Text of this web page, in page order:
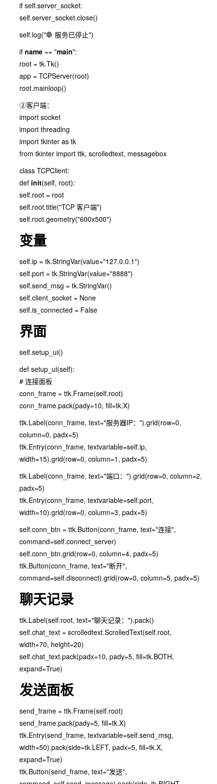
if self.server_socket:
self.server_socket.close()
self.log("🛑 服务已停止")
if name == "main":
root = tk.Tk()
app = TCPServer(root)
root.mainloop()
②客户端：
import socket
import threading
import tkinter as tk
from tkinter import ttk, scrolledtext, messagebox
class TCPClient:
def init(self, root):
self.root = root
self.root.title("TCP 客户端")
self.root.geometry("600x500")
变量
self.ip = tk.StringVar(value="127.0.0.1")
self.port = tk.StringVar(value="8888")
self.send_msg = tk.StringVar()
self.client_socket = None
self.is_connected = False
界面
self.setup_ui()
def setup_ui(self):
# 连接面板
conn_frame = ttk.Frame(self.root)
conn_frame.pack(pady=10, fill=tk.X)
ttk.Label(conn_frame, text="服务器IP：").grid(row=0,
column=0, padx=5)
ttk.Entry(conn_frame, textvariable=self.ip,
width=15).grid(row=0, column=1, padx=5)
ttk.Label(conn_frame, text="端口：").grid(row=0, column=2,
padx=5)
ttk.Entry(conn_frame, textvariable=self.port,
width=10).grid(row=0, column=3, padx=5)
self.conn_btn = ttk.Button(conn_frame, text="连接",
command=self.connect_server)
self.conn_btn.grid(row=0, column=4, padx=5)
ttk.Button(conn_frame, text="断开",
command=self.disconnect).grid(row=0, column=5, padx=5)
聊天记录
ttk.Label(self.root, text="聊天记录：").pack()
self.chat_text = scrolledtext.ScrolledText(self.root,
width=70, height=20)
self.chat_text.pack(padx=10, pady=5, fill=tk.BOTH,
expand=True)
发送面板
send_frame = ttk.Frame(self.root)
send_frame.pack(pady=5, fill=tk.X)
ttk.Entry(send_frame, textvariable=self.send_msg,
width=50).pack(side=tk.LEFT, padx=5, fill=tk.X,
expand=True)
ttk.Button(send_frame, text="发送",